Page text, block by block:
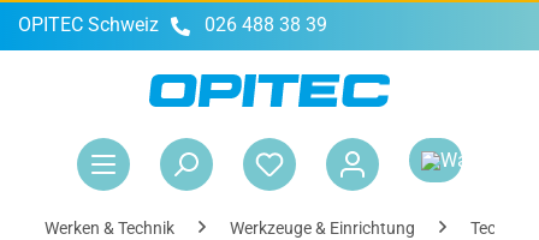
OPITEC Schweiz 026 488 38 39
Werken & Technik Werkzeuge & Einrichtung